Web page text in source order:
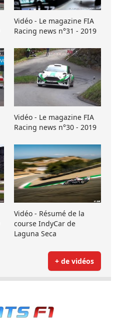
Vidéo - Le magazine FIA
Racing news n°31 - 2019
Vidéo - Le magazine FIA
Racing news n°30 - 2019
Vidéo - Résumé de la
course IndyCar de
Laguna Seca
+ de vidéos